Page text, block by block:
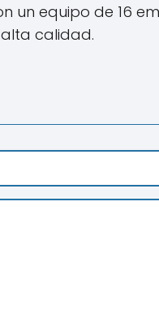
un equipo de 16
calidad.